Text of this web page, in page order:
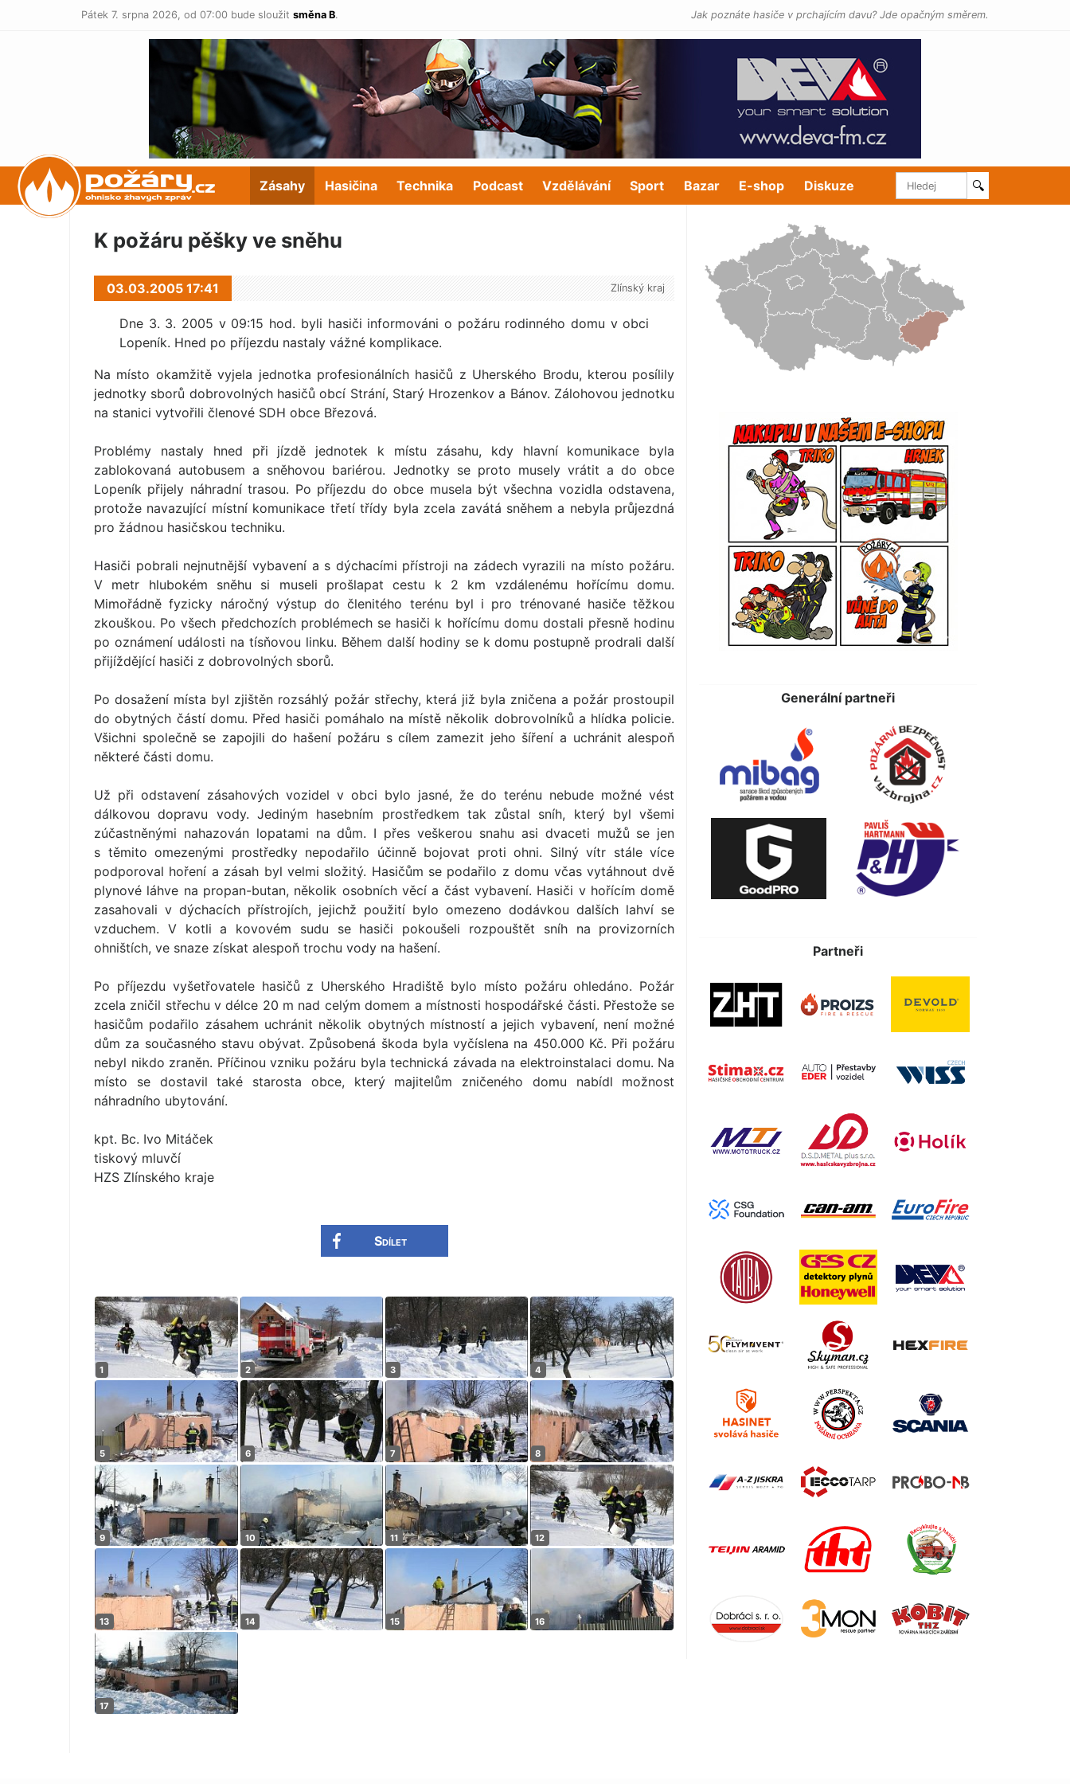
Pátek 7. srpna 2026, od 07:00 bude sloužit směna B. Jak poznáte hasiče v prchajícím davu? Jde opačným směrem.
POŽÁRY.cz Zásahy Hasičina Technika Podcast Vzdělávání Sport Bazar E-shop Diskuze 🔍
K požáru pěšky ve sněhu
03.03.2005 17:41 Zlínský kraj
Dne 3. 3. 2005 v 09:15 hod. byli hasiči informováni o požáru rodinného domu v obci
Lopeník. Hned po příjezdu nastaly vážné komplikace.
Na místo okamžitě vyjela jednotka profesionálních hasičů z Uherského Brodu, kterou posílily
jednotky sborů dobrovolných hasičů obcí Strání, Starý Hrozenkov a Bánov. Zálohovou jednotku
na stanici vytvořili členové SDH obce Březová.
Problémy nastaly hned při jízdě jednotek k místu zásahu, kdy hlavní komunikace byla
zablokovaná autobusem a sněhovou bariérou. Jednotky se proto musely vrátit a do obce
Lopeník přijely náhradní trasou. Po příjezdu do obce musela být všechna vozidla odstavena,
protože navazující místní komunikace třetí třídy byla zcela zavátá sněhem a nebyla průjezdná
pro žádnou hasičskou techniku.
Hasiči pobrali nejnutnější vybavení a s dýchacími přístroji na zádech vyrazili na místo požáru.
V metr hlubokém sněhu si museli prošlapat cestu k 2 km vzdálenému hořícímu domu.
Mimořádně fyzicky náročný výstup do členitého terénu byl i pro trénované hasiče těžkou
zkouškou. Po všech předchozích problémech se hasiči k hořícímu domu dostali přesně hodinu
po oznámení události na tísňovou linku. Během další hodiny se k domu postupně prodrali další
přijíždějící hasiči z dobrovolných sborů.
Po dosažení místa byl zjištěn rozsáhlý požár střechy, která již byla zničena a požár prostoupil
do obytných částí domu. Před hasiči pomáhalo na místě několik dobrovolníků a hlídka policie.
Všichni společně se zapojili do hašení požáru s cílem zamezit jeho šíření a uchránit alespoň
některé části domu.
Už při odstavení zásahových vozidel v obci bylo jasné, že do terénu nebude možné vést
dálkovou dopravu vody. Jediným hasebním prostředkem tak zůstal sníh, který byl všemi
zúčastněnými nahazován lopatami na dům. I přes veškerou snahu asi dvaceti mužů se jen
s těmito omezenými prostředky nepodařilo účinně bojovat proti ohni. Silný vítr stále více
podporoval hoření a zásah byl velmi složitý. Hasičům se podařilo z domu včas vytáhnout dvě
plynové láhve na propan-butan, několik osobních věcí a část vybavení. Hasiči v hořícím domě
zasahovali v dýchacích přístrojích, jejichž použití bylo omezeno dodávkou dalších lahví se
vzduchem. V kotli a kovovém sudu se hasiči pokoušeli rozpouštět sníh na provizorních
ohništích, ve snaze získat alespoň trochu vody na hašení.
Po příjezdu vyšetřovatele hasičů z Uherského Hradiště bylo místo požáru ohledáno. Požár
zcela zničil střechu v délce 20 m nad celým domem a místnosti hospodářské části. Přestože se
hasičům podařilo zásahem uchránit několik obytných místností a jejich vybavení, není možné
dům za současného stavu obývat. Způsobená škoda byla vyčíslena na 450.000 Kč. Při požáru
nebyl nikdo zraněn. Příčinou vzniku požáru byla technická závada na elektroinstalaci domu. Na
místo se dostavil také starosta obce, který majitelům zničeného domu nabídl možnost
náhradního ubytování.
kpt. Bc. Ivo Mitáček
tiskový mluvčí
HZS Zlínského kraje
Sdílet
Generální partneři
Partneři